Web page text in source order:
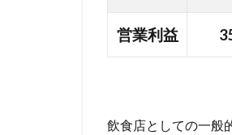
営業利益
飲食店としての一般